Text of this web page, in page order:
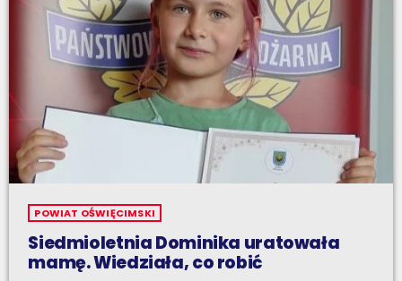
POWIAT OŚWIĘCIMSKI
Siedmioletnia Dominika uratowała
mamę. Wiedziała, co robić